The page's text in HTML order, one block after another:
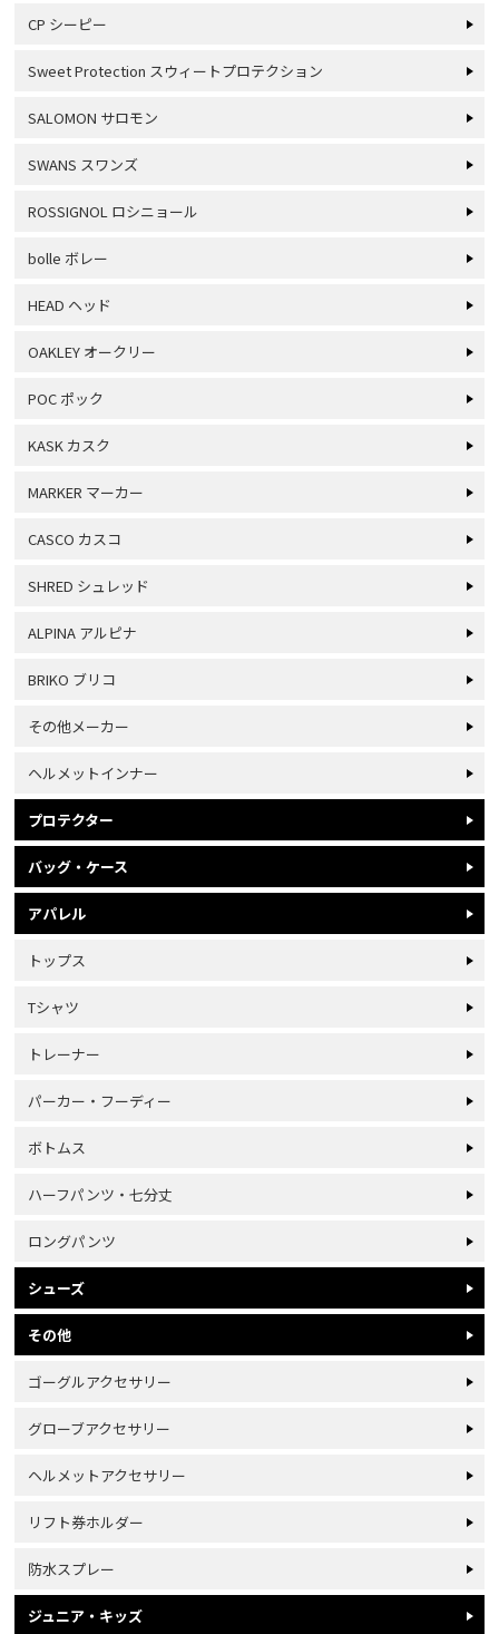
CP シーピー
Sweet Protection スウィートプロテクション
SALOMON サロモン
SWANS スワンズ
ROSSIGNOL ロシニョール
bolle ボレー
HEAD ヘッド
OAKLEY オークリー
POC ポック
KASK カスク
MARKER マーカー
CASCO カスコ
SHRED シュレッド
ALPINA アルピナ
BRIKO ブリコ
その他メーカー
ヘルメットインナー
プロテクター
バッグ・ケース
アパレル
トップス
Tシャツ
トレーナー
パーカー・フーディー
ボトムス
ハーフパンツ・七分丈
ロングパンツ
シューズ
その他
ゴーグルアクセサリー
グローブアクセサリー
ヘルメットアクセサリー
リフト券ホルダー
防水スプレー
ジュニア・キッズ